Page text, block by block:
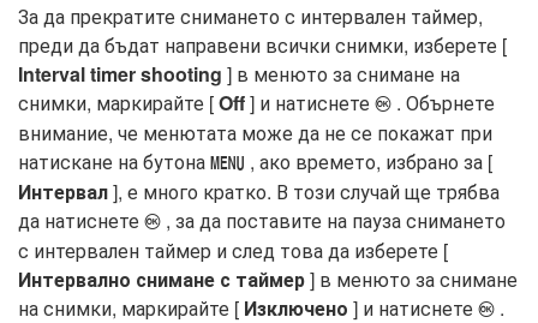
За да прекратите снимането с интервален таймер,
преди да бъдат направени всички снимки, изберете [
Interval timer shooting ] в менюто за снимане на
снимки, маркирайте [Off] и натиснете J . Обърнете
внимание, че менютата може да не се покажат при
натискане на бутона G , ако времето, избрано за [
Интервал], е много кратко. В този случай ще трябва
да натиснете J , за да поставите на пауза снимането
с интервален таймер и след това да изберете [
Интервално снимане с таймер] в менюто за снимане
на снимки, маркирайте [ Изключено ] и натиснете J .